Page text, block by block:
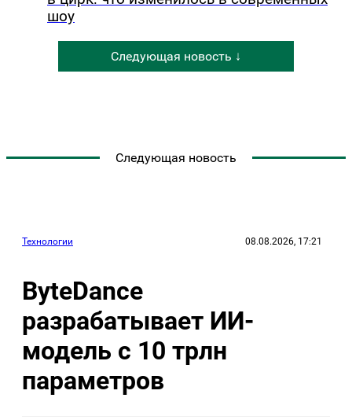
шоу
Следующая новость ↓
Следующая новость
Технологии 08.08.2026, 17:21
ByteDance
разрабатывает ИИ-
модель с 10 трлн
параметров